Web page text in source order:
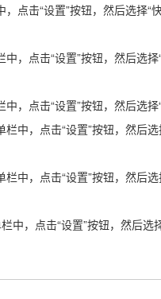
点击“设置”按钮，然后选择
，点击“设置”按钮，然后选
，点击“设置”按钮，然后选
中，点击“设置”按钮，然后
中，点击“设置”按钮，然后
中，点击“设置”按钮，然后